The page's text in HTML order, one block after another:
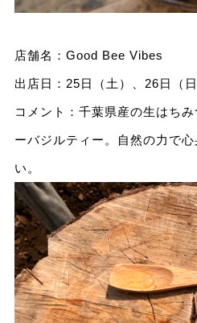
店舗名：Good Bee Vibes
出店日：25日（土）、26日（日
コメント：千葉県産の生はち
ーバジルティー。自然の力で
い。